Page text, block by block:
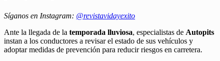
Síganos en Instagram: @revistavidayexito
Ante la llegada de la temporada lluviosa, especialistas de Autopits
instan a los conductores a revisar el estado de sus vehículos y
adoptar medidas de prevención para reducir riesgos en carretera.